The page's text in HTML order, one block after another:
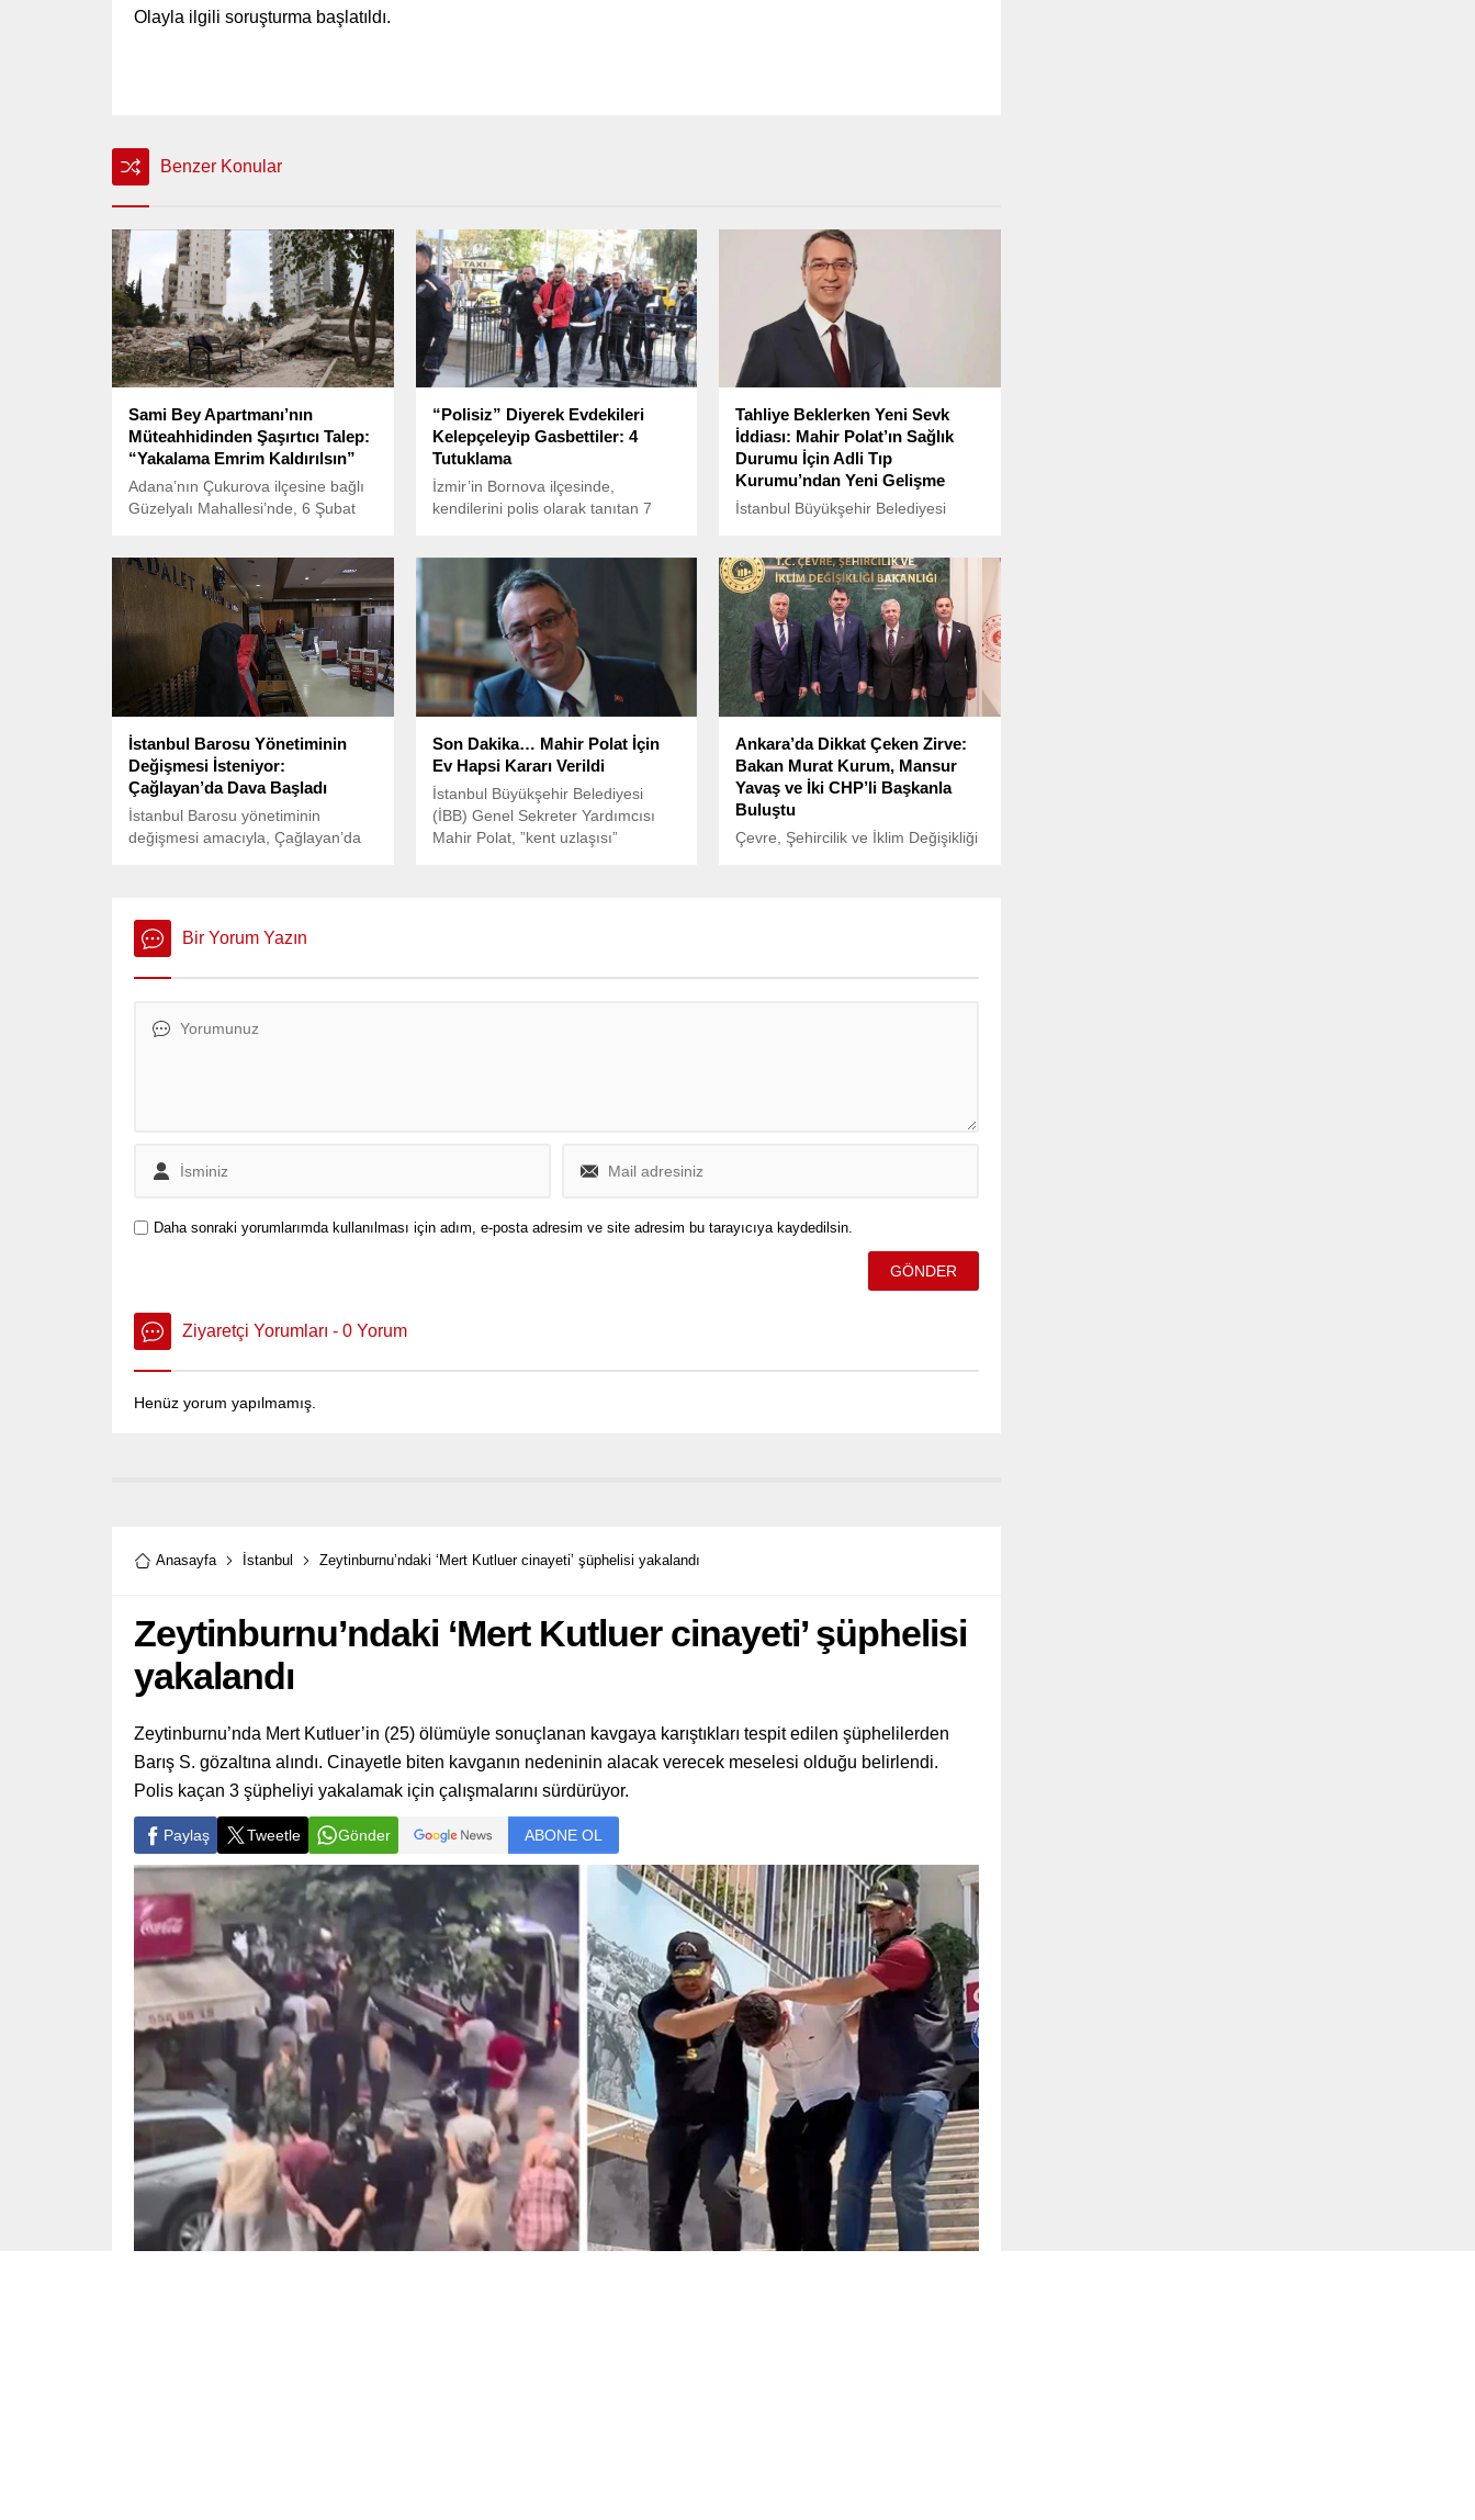
Olayla ilgili soruşturma başlatıldı.
Benzer Konular
Sami Bey Apartmanı’nın
Müteahhidinden Şaşırtıcı Talep:
“Yakalama Emrim Kaldırılsın”
Adana’nın Çukurova ilçesine bağlı
Güzelyalı Mahallesi’nde, 6 Şubat
40 kişi ve yaralanan 2 kişiyle ilgili
davada yeni bir gelişme yaşandı.
“Polisiz” Diyerek Evdekileri
Kelepçeleyip Gasbettiler: 4
Tutuklama
İzmir’in Bornova ilçesinde,
kendilerini polis olarak tanıtan 7
lirası nakit parayı gasp etti.
Tahliye Beklerken Yeni Sevk
İddiası: Mahir Polat’ın Sağlık
Durumu İçin Adli Tıp
Kurumu’ndan Yeni Gelişme
İstanbul Büyükşehir Belediyesi
ederken, sağlık durumu ciddi
şekilde kötüleşmeye devam ediyor.
İstanbul Barosu Yönetiminin
Değişmesi İsteniyor:
Çağlayan’da Dava Başladı
İstanbul Barosu yönetiminin
değişmesi amacıyla, Çağlayan’da
Son Dakika… Mahir Polat İçin
Ev Hapsi Kararı Verildi
İstanbul Büyükşehir Belediyesi
(İBB) Genel Sekreter Yardımcısı
Mahir Polat, ”kent uzlaşısı”
Ankara’da Dikkat Çeken Zirve:
Bakan Murat Kurum, Mansur
Yavaş ve İki CHP’li Başkanla
Buluştu
Çevre, Şehircilik ve İklim Değişikliği
Bir Yorum Yazın
Daha sonraki yorumlarımda kullanılması için adım, e-posta adresim ve site adresim bu tarayıcıya kaydedilsin.
Ziyaretçi Yorumları - 0 Yorum
Henüz yorum yapılmamış.
Anasayfa İstanbul Zeytinburnu’ndaki ‘Mert Kutluer cinayeti’ şüphelisi yakalandı
Zeytinburnu’ndaki ‘Mert Kutluer cinayeti’ şüphelisi
yakalandı
Zeytinburnu’nda Mert Kutluer’in (25) ölümüyle sonuçlanan kavgaya karıştıkları tespit edilen şüphelilerden
Barış S. gözaltına alındı. Cinayetle biten kavganın nedeninin alacak verecek meselesi olduğu belirlendi.
Polis kaçan 3 şüpheliyi yakalamak için çalışmalarını sürdürüyor.
Paylaş Tweetle Gönder ABONE OL